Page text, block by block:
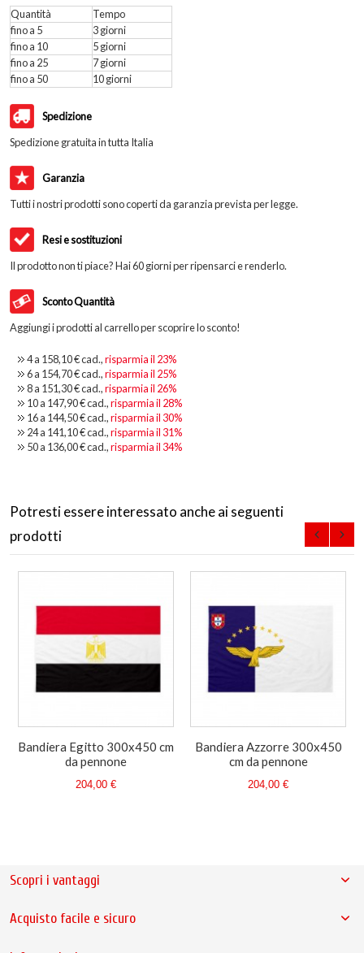
Quantità
Tempo
fino a 5
3 giorni
fino a 10
5 giorni
fino a 25
7 giorni
fino a 50
10 giorni
Spedizione
Spedizione gratuita in tutta Italia
Garanzia
Tutti i nostri prodotti sono coperti da garanzia prevista per legge.
Resi e sostituzioni
Il prodotto non ti piace? Hai 60 giorni per ripensarci e renderlo.
Sconto Quantità
Aggiungi i prodotti al carrello per scoprire lo sconto!
4 a 158,10 €cad.,risparmia il 23%
6 a 154,70 €cad.,risparmia il 25%
8 a 151,30 €cad.,risparmia il 26%
10 a 147,90 €cad.,risparmia il 28%
16 a 144,50 €cad.,risparmia il 30%
24 a 141,10 €cad.,risparmia il 31%
50 a 136,00 €cad.,risparmia il 34%
Potresti essere interessato anche ai seguenti
prodotti
Bandiera Egitto 300x450 cm
da pennone
204,00 €
Bandiera Azzorre 300x450
cm da pennone
204,00 €
Scopri i vantaggi
Acquisto facile e sicuro